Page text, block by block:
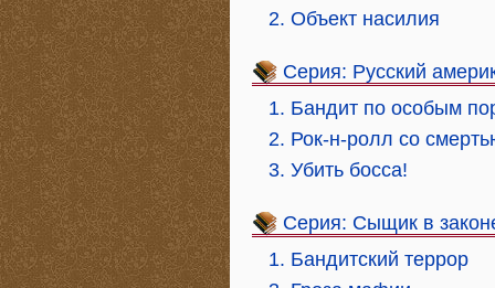
2. Объект насилия
Серия: Русский
1. Бандит по особым
2. Рок-н-ролл со
3. Убить босса!
Серия: Сыщик в
1. Бандитский террор